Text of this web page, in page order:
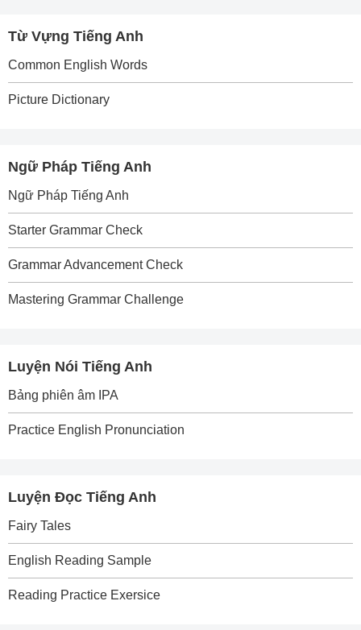
Từ Vựng Tiếng Anh
Common English Words
Picture Dictionary
Ngữ Pháp Tiếng Anh
Ngữ Pháp Tiếng Anh
Starter Grammar Check
Grammar Advancement Check
Mastering Grammar Challenge
Luyện Nói Tiếng Anh
Bảng phiên âm IPA
Practice English Pronunciation
Luyện Đọc Tiếng Anh
Fairy Tales
English Reading Sample
Reading Practice Exersice